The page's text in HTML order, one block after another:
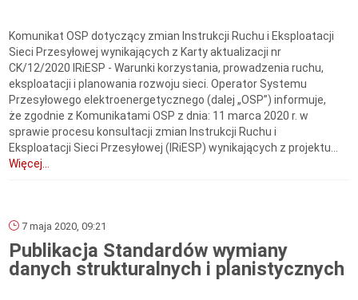
Komunikat OSP dotyczący zmian Instrukcji Ruchu i Eksploatacji
Sieci Przesyłowej wynikających z Karty aktualizacji nr
CK/12/2020 IRiESP - Warunki korzystania, prowadzenia ruchu,
eksploatacji i planowania rozwoju sieci. Operator Systemu
Przesyłowego elektroenergetycznego (dalej „OSP”) informuje,
że zgodnie z Komunikatami OSP z dnia: 11 marca 2020 r. w
sprawie procesu konsultacji zmian Instrukcji Ruchu i
Eksploatacji Sieci Przesyłowej (IRiESP) wynikających z projektu...
Więcej...
7 maja 2020, 09:21
Publikacja Standardów wymiany
danych strukturalnych i planistycznych